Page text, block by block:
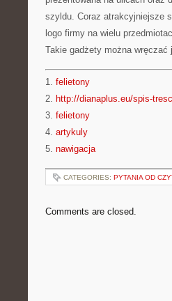
szyldu. Coraz atrakcyjniejsze
logo firmy na wielu
Takie gadżety można wręczać
1. felietony
2. http://dianaplus.eu/spis-
3. felietony
4. artykuly
5. nawigacja
CATEGORIES: PYTANIA OD
Comments are closed.